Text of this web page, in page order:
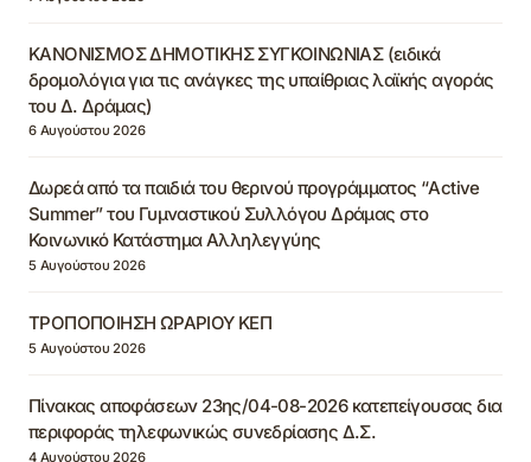
ΚΑΝΟΝΙΣΜΟΣ ΔΗΜΟΤΙΚΗΣ ΣΥΓΚΟΙΝΩΝΙΑΣ (ειδικά
δρομολόγια για τις ανάγκες της υπαίθριας λαϊκής αγοράς
του Δ. Δράμας)
6 Αυγούστου 2026
Δωρεά από τα παιδιά του θερινού προγράμματος “Active
Summer” του Γυμναστικού Συλλόγου Δράμας στο
Κοινωνικό Κατάστημα Αλληλεγγύης
5 Αυγούστου 2026
ΤΡΟΠΟΠΟΙΗΣΗ ΩΡΑΡΙΟΥ ΚΕΠ
5 Αυγούστου 2026
Πίνακας αποφάσεων 23ης/04-08-2026 κατεπείγουσας δια
περιφοράς τηλεφωνικώς συνεδρίασης Δ.Σ.
4 Αυγούστου 2026